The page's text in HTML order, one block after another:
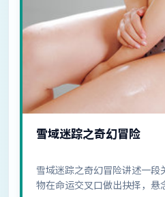
雪域迷踪之奇幻冒险
雪域迷踪之奇幻冒险讲述一段
物在命运交叉口做出抉择，悬